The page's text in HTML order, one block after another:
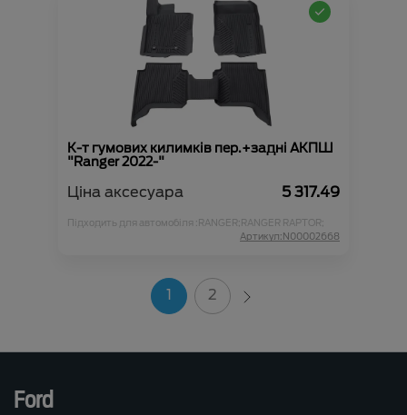
К-т гумових килимків пер.+задні АКПШ
"Ranger 2022-"
Ціна аксесуара 5 317.49
Підходить для автомобіля :RANGER;RANGER RAPTOR;
Артикул:N00002668
1 2
Ford